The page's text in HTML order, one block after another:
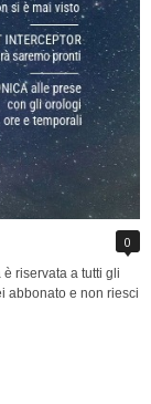
0
riservata a tutti gli
abbonato e non riesci